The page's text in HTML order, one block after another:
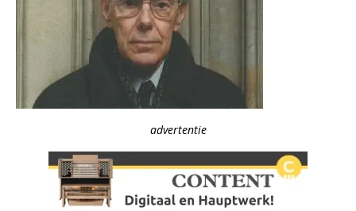
advertentie